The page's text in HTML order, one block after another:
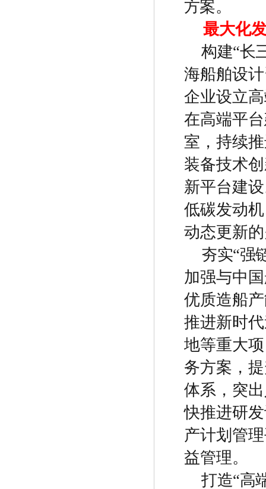
方案。
最大化
构建“长
海船舶设
企业设立
在高端平
室，持续
装备技术
新平台建
低碳发动
动态更新
夯实“强
加强与中
优质造船
推进新时
地等重大
务方案，
体系，突
快推进研
产计划管
益管理。
打造“高